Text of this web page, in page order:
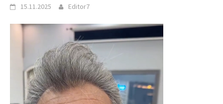
15.11.2025 Editor7